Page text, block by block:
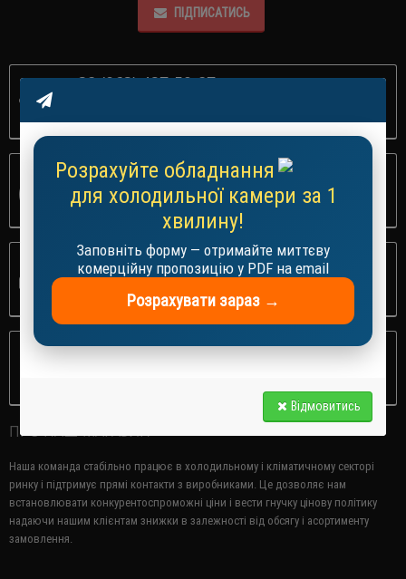
ПІДПИСАТИСЬ
+38 (063) 427-59-87
ЗАМОВЛЕНЯ З САЙТУ
ПРИЙМАЕМО 24/7
ЗРУЧНА ДОСТАВКА
В ДЕНЬ ЗАМОВЛЕНЯ
ЗАБРАТИ НА СКЛАДІ
ПРО НАШ МАГАЗИН
Наша команда стабільно працює в холодильному і кліматичному секторі
ринку і підтримує прямі контакти з виробниками. Це дозволяє нам
встановлювати конкурентоспроможні ціни і вести гнучку цінову політику
надаючи нашим клієнтам знижки в залежності від обсягу і асортименту
замовлення.
Розрахуйте обладнання
для холодильної камери за 1
хвилину!
Заповніть форму — отримайте миттєву
комерційну пропозицію у PDF на email
Розрахувати зараз →
Відмовитись